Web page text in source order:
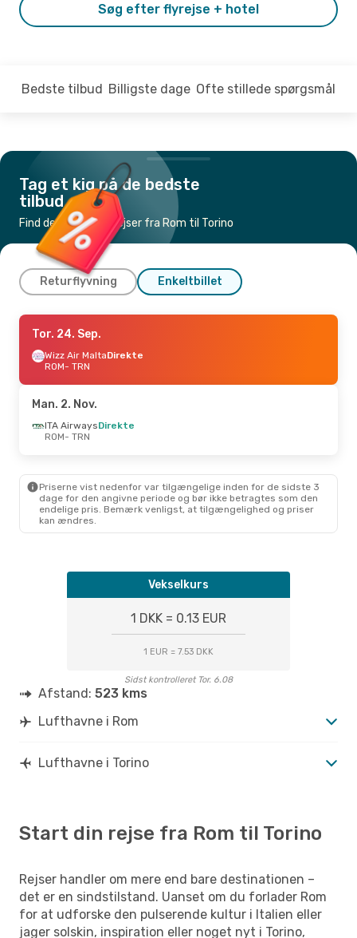
Søg efter flyrejse + hotel
Bedste tilbud Billigste dage Ofte stillede spørgsmål
Tag et kig på de bedste
tilbud
Find de billigste flyrejser fra Rom til Torino
Returflyvning Enkeltbillet
Fre. 18. Sep.- Søn. 20. Sep.
Italo Direkte
ROM- TRN
TRN- ROM
Ons. 21. Okt.- Tor. 22. Okt.
TRN
- ROM
Tor. 24. Sep.
Wizz Air MaltaDirekte
ROM- TRN
Man. 2. Nov.
ITA AirwaysDirekte
ROM- TRN
Priserne vist nedenfor var tilgængelige inden for de sidste 3
dage for den angivne periode og bør ikke betragtes som den
endelige pris. Bemærk venligst, at tilgængelighed og priser
kan ændres.
Vekselkurs
1 DKK = 0.13 EUR
1 EUR = 7.53 DKK
Sidst kontrolleret Tor. 6.08
Afstand: 523 kms
Lufthavne i Rom
Lufthavne i Torino
Start din rejse fra Rom til Torino
Rejser handler om mere end bare destinationen –
det er en sindstilstand. Uanset om du forlader Rom
for at udforske den pulserende kultur i Italien eller
jager solskin, inspiration eller noget nyt i Torino,